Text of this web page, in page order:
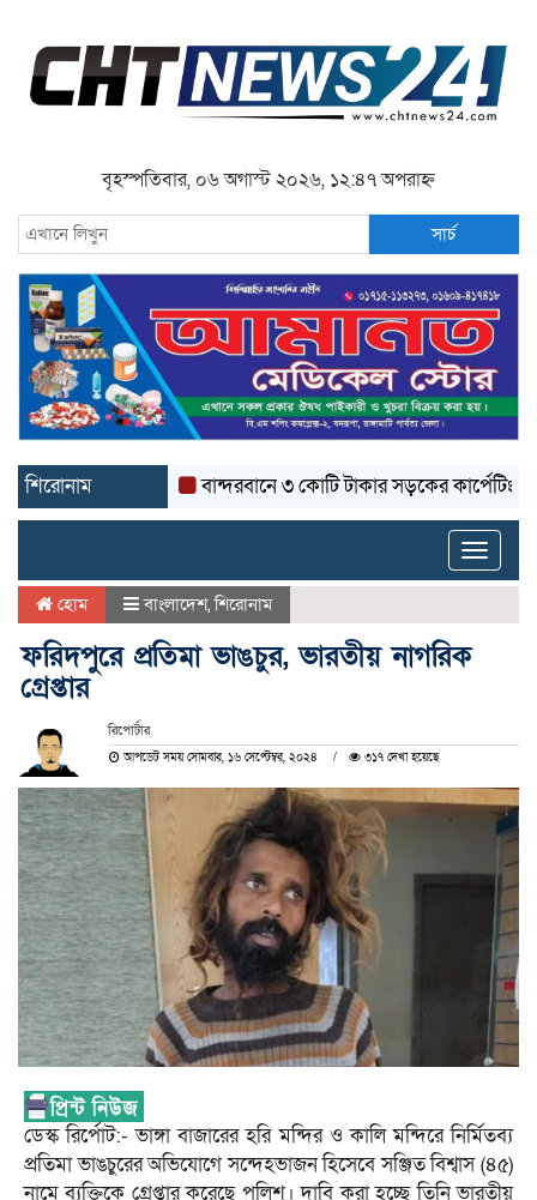
বৃহস্পতিবার, ০৬ অগাস্ট ২০২৬, ১২:৪৭ অপরাহ্ন
সার্চ
শিরোনাম বান্দরবানে ৩ কোটি টাকার সড়কের কার্পেটিং উঠে
Toggle
হোম বাংলাদেশ,শিরোনাম
ফরিদপুরে প্রতিমা ভাঙচুর, ভারতীয় নাগরিক
গ্রেপ্তার
রিপোর্টার
আপডেট সময় সোমবার, ১৬ সেপ্টেম্বর, ২০২৪ ৩১৭ দেখা হয়েছে
ডেস্ক রির্পোট:- ভাঙ্গা বাজারের হরি মন্দির ও কালি মন্দিরে নির্মিতব্য
প্রতিমা ভাঙচুরের অভিযোগে সন্দেহভাজন হিসেবে সঞ্জিত বিশ্বাস (৪৫)
নামে ব্যক্তিকে গ্রেপ্তার করেছে পুলিশ। দাবি করা হচ্ছে তিনি ভারতীয়